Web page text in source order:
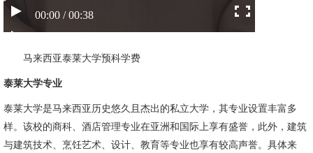
00:00 / 00:38
马来西亚泰莱大学预科学费
泰莱大学专业
泰莱大学是马来西亚历史悠久且杰出的私立大学，其专业设置丰富多
样。该校的商科、酒店管理专业在亚洲和国际上享有盛誉，此外，建筑
与建筑技术、烹饪艺术、设计、教育等专业也享有较高声誉。具体来